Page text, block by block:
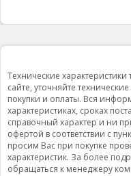
Технические характеристики
сайте, уточняйте
покупки и оплаты. Вся
характеристиках, сроках
справочный характер и ни
офертой в соответствии с
просим Вас при покупке
характеристик. За более
обращаться к менеджеру